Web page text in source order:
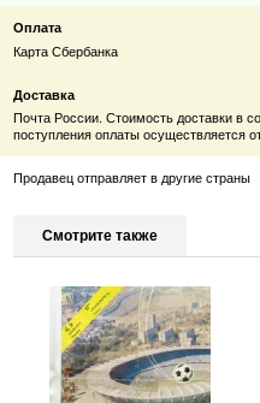
Оплата
Карта Сбербанка
Доставка
Почта России. Стоимость доставки в
поступления оплаты осуществляется
Продавец отправляет в другие страны
Смотрите также